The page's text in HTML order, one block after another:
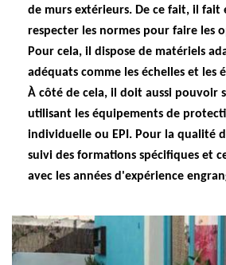
de murs extérieurs. De ce fait, il fait
respecter les normes pour faire les
Pour cela, il dispose de matériels
adéquats comme les échelles et les
À côté de cela, il doit aussi pouvoir
utilisant les équipements de
individuelle ou EPI. Pour la qualité
suivi des formations spécifiques et
avec les années d'expérience